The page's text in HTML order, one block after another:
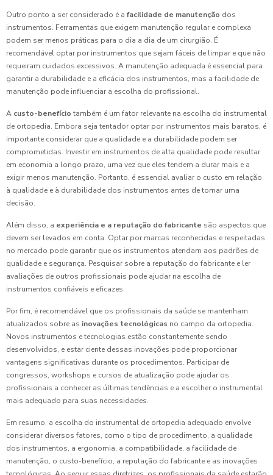
Outro ponto a ser considerado é a facilidade de manutenção dos
instrumentos. Ferramentas que exigem manutenção regular e complexa
podem ser menos práticas para o dia a dia de um cirurgião. É
recomendável optar por instrumentos que sejam fáceis de limpar e que não
requeiram cuidados excessivos. A manutenção adequada é essencial para
garantir a durabilidade e a eficácia dos instrumentos, mas a facilidade de
manutenção pode influenciar a escolha do profissional.
A custo-benefício também é um fator relevante na escolha do instrumental
de ortopedia. Embora seja tentador optar por instrumentos mais baratos, é
importante considerar que a qualidade e a durabilidade podem ser
comprometidas. Investir em instrumentos de alta qualidade pode resultar
em economia a longo prazo, uma vez que eles tendem a durar mais e a
exigir menos manutenção. Portanto, é essencial avaliar o custo em relação
à qualidade e à durabilidade dos instrumentos antes de tomar uma
decisão.
Além disso, a experiência e a reputação do fabricante são aspectos que
devem ser levados em conta. Optar por marcas reconhecidas e respeitadas
no mercado pode garantir que os instrumentos atendam aos padrões de
qualidade e segurança. Pesquisar sobre a reputação do fabricante e ler
avaliações de outros profissionais pode ajudar na escolha de
instrumentos confiáveis e eficazes.
Por fim, é recomendável que os profissionais da saúde se mantenham
atualizados sobre as inovações tecnológicas no campo da ortopedia.
Novos instrumentos e tecnologias estão constantemente sendo
desenvolvidos, e estar ciente dessas inovações pode proporcionar
vantagens significativas durante os procedimentos. Participar de
congressos, workshops e cursos de atualização pode ajudar os
profissionais a conhecer as últimas tendências e a escolher o instrumental
mais adequado para suas necessidades.
Em resumo, a escolha do instrumental de ortopedia adequado envolve
considerar diversos fatores, como o tipo de procedimento, a qualidade
dos instrumentos, a ergonomia, a compatibilidade, a facilidade de
manutenção, o custo-benefício, a reputação do fabricante e as inovações